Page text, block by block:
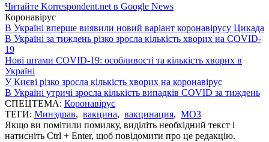
Читайте Korrespondent.net в Google News
Коронавірус
В Україні вперше виявили новий варіант коронавірусу Цикада
В Україні за тиждень різко зросла кількість хворих на COVID-
19
Нові штами COVID-19: особливості та кількість хворих в
Україні
У Києві різко зросла кількість хворих на коронавірус
В Україні утричі зросла кількість випадків COVID за тиждень
СПЕЦТЕМА: Коронавірус
ТЕГИ: Минздрав, вакцина, вакцинация, МОЗ
Якщо ви помітили помилку, виділіть необхідний текст і
натисніть Ctrl + Enter, щоб повідомити про це редакцію.